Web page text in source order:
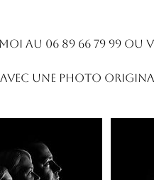
au 06 89 66 79 99 ou
une photo